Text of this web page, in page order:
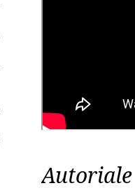
Autoriale